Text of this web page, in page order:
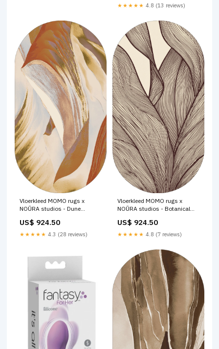
★★★★★ 4.8 (13 reviews)
Vloerkleed MOMO rugs x
NOŪRA studios - Dune
375.00
US$ 924.50
★★★★★ 4.3 (28 reviews)
Vloerkleed MOMO rugs x
NOŪRA studios - Botanical
Maat:Maatwerk
US$ 924.50
★★★★★ 4.8 (7 reviews)